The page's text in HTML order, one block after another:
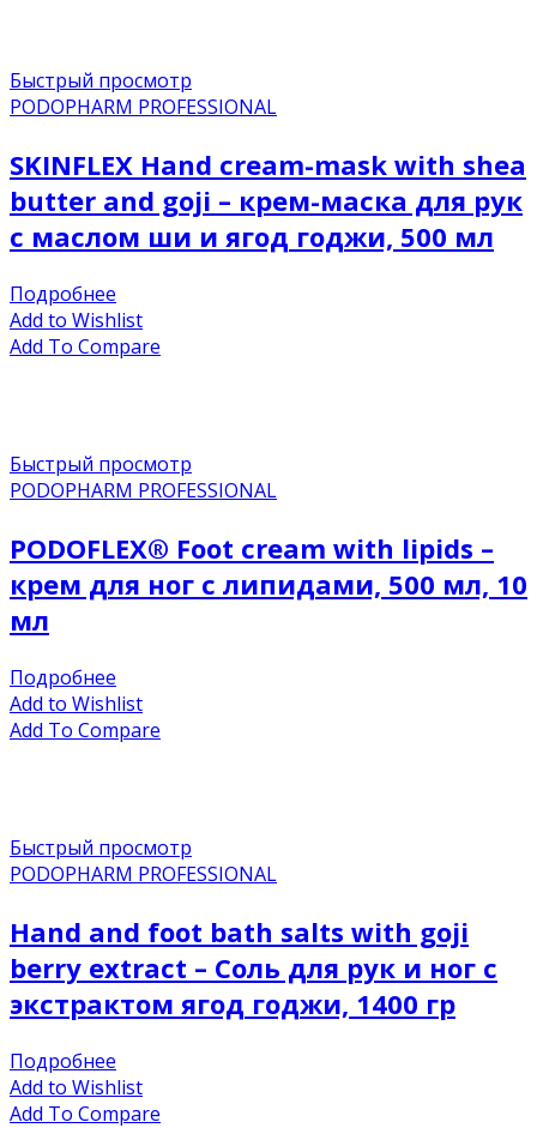
Быстрый просмотр
PODOPHARM PROFESSIONAL
SKINFLEX Hand cream-mask with shea
butter and goji – крем-маска для рук
с маслом ши и ягод годжи, 500 мл
Подробнее
Add to Wishlist
Add To Compare
Быстрый просмотр
PODOPHARM PROFESSIONAL
PODOFLEX® Foot cream with lipids –
крем для ног с липидами, 500 мл, 10
мл
Подробнее
Add to Wishlist
Add To Compare
Быстрый просмотр
PODOPHARM PROFESSIONAL
Hand and foot bath salts with goji
berry extract – Соль для рук и ног с
экстрактом ягод годжи, 1400 гр
Подробнее
Add to Wishlist
Add To Compare